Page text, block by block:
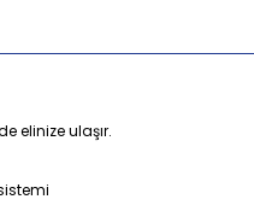
elinize ulaşır.